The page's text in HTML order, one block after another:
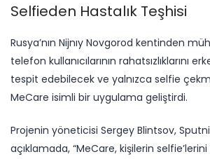
Selfieden Hastalık Teşhisi
Rusya’nın Nijnıy Novgorod kentinden
telefon kullanıcılarının rahatsızlıklarını
tespit edebilecek ve yalnızca selfie
MeCare isimli bir uygulama geliştirdi.
Projenin yöneticisi Sergey Blintsov,
açıklamada, “MeCare, kişilerin